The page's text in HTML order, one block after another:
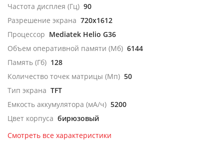
Частота дисплея (Гц) 90
Разрешение экрана 720x1612
Процессор Mediatek Helio G36
Объем оперативной памяти (Мб) 6144
Память (Гб) 128
Количество точек матрицы (Мп) 50
Тип экрана TFT
Емкость аккумулятора (мА/ч) 5200
Цвет корпуса бирюзовый
Смотреть все характеристики